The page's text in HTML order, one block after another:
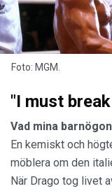
Foto: MGM.
"I must
Vad mina
En kemiskt och
möblera om den
När Drago tog livet